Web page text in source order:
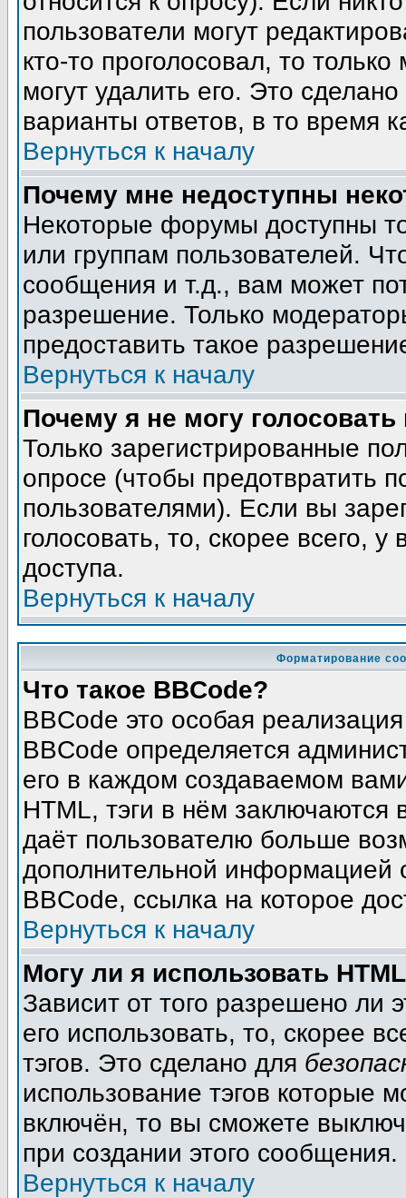
пользователи могут
кто-то проголосовал, то
могут удалить его. Это
варианты ответов, в то время
Вернуться к началу
Почему мне недоступны
Некоторые форумы доступны
или группам пользователей.
сообщения и т.д., вам может
разрешение. Только
предоставить такое
Вернуться к началу
Почему я не могу голосовать
Только зарегистрированные
опросе (чтобы предотвратить
пользователями). Если вы
голосовать, то, скорее всего,
доступа.
Вернуться к началу
Форматирование
Что такое BBCode?
BBCode это особая
BBCode определяется
его в каждом создаваемом
HTML, тэги в нём заключаются
даёт пользователю больше
дополнительной информацией
BBCode, ссылка на которое
Вернуться к началу
Могу ли я использовать
Зависит от того разрешено ли
его использовать, то, скорее
тэгов. Это сделано для
использование тэгов которые
включён, то вы сможете
при создании этого сообщения.
Вернуться к началу